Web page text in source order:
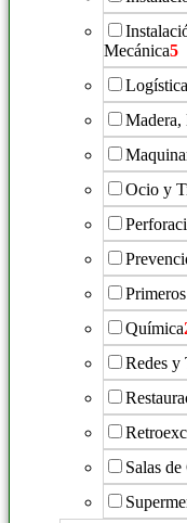
Mecánica5
Madera,
Ocio y
Química
Redes y
Salas